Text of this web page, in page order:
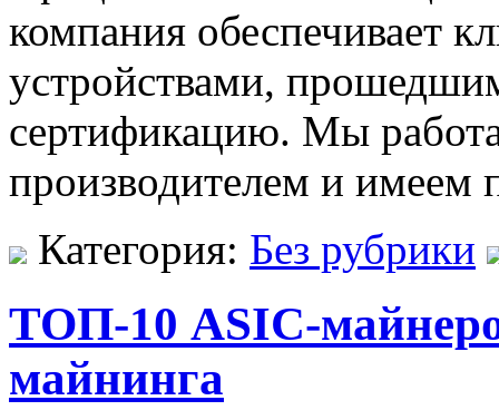
компания обеспечивает
устройствами,
сертификацию. Мы
производителем и
Категория: Без рубрики
ТОП-10 ASIC-
майнинга